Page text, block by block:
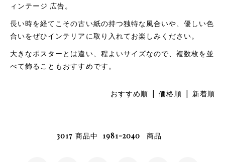
ィンテージ 広告。
長い時を経てこその古い紙の持つ独特な風合いや、優しい色
合いをぜひインテリアに取り入れてお楽しみください。
大きなポスターとは違い、程よいサイズなので、複数枚を並
べて飾ることもおすすめです。
おすすめ順 |価格順 | 新着順
3017 商品中 1981-2040 商品